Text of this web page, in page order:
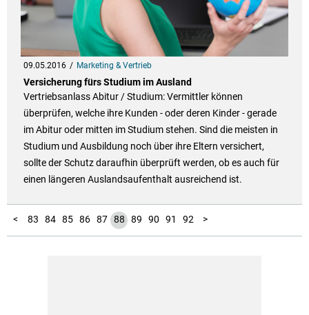
09.05.2016 Marketing & Vertrieb
Versicherung fürs Studium im Ausland
Vertriebsanlass Abitur / Studium: Vermittler können
überprüfen, welche ihre Kunden - oder deren Kinder - gerade
im Abitur oder mitten im Studium stehen. Sind die meisten in
Studium und Ausbildung noch über ihre Eltern versichert,
sollte der Schutz daraufhin überprüft werden, ob es auch für
einen längeren Auslandsaufenthalt ausreichend ist.
<
1
2
3
4
5
6
7
8
9
10
11
12
13
14
15
16
17
18
19
20
21
22
23
24
25
26
27
28
29
30
31
32
33
34
35
36
37
38
39
40
41
42
43
44
45
46
47
48
49
50
51
52
53
54
55
56
57
58
59
60
61
62
63
64
65
66
67
68
69
70
71
72
73
74
75
76
77
78
79
80
81
82 83 84 85 86 87 88 89 90 91 92
93
94 >